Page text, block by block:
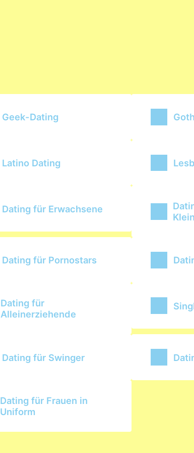
Geek-Dating
Latino Dating
Dating für Erwachsene
Dating für Pornostars
Dating für
Alleinerziehende
Dating für Swinger
Dating für Frauen in
Uniform